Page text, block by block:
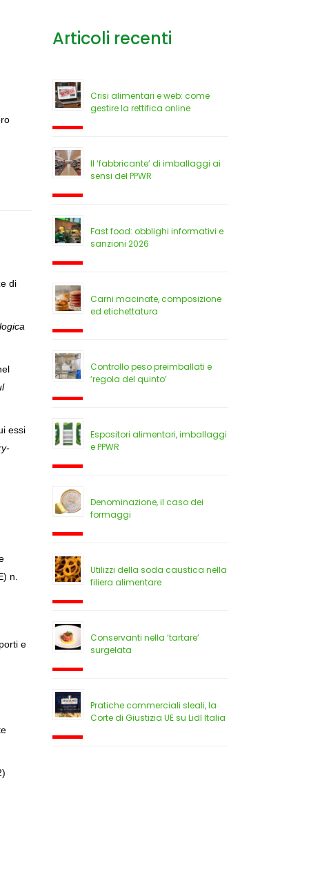
di
essi
n.
e
Articoli recenti
Crisi alimentari e web: come
gestire la rettifica online
Il ‘fabbricante’ di imballaggi ai
sensi del PPWR
Fast food: obblighi informativi e
sanzioni 2026
Carni macinate, composizione
ed etichettatura
Controllo peso preimballati e
‘regola del quinto’
Espositori alimentari, imballaggi
e PPWR
Denominazione, il caso dei
formaggi
Utilizzi della soda caustica nella
filiera alimentare
Conservanti nella ‘tartare’
surgelata
Pratiche commerciali sleali, la
Corte di Giustizia UE su Lidl Italia